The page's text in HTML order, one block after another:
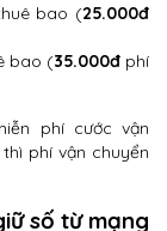
bao (25.000đ
bao (35.000đ phí
phí cước vận
phí vận chuyển
số từ mạng